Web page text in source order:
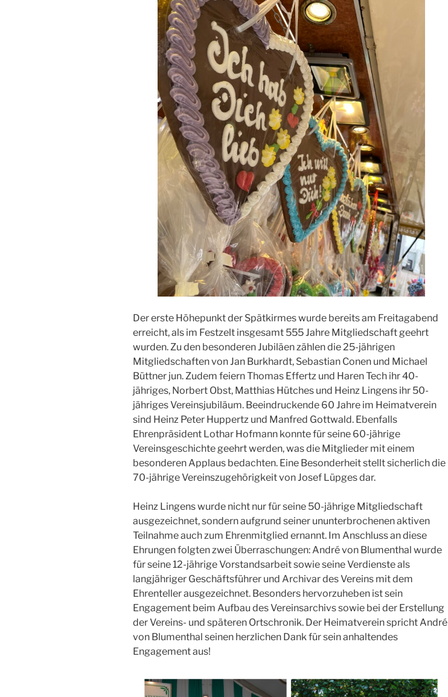
Der erste Höhepunkt der Spätkirmes wurde bereits am Freitagabend
erreicht, als im Festzelt insgesamt 555 Jahre Mitgliedschaft geehrt
wurden. Zu den besonderen Jubiläen zählen die 25-jährigen
Mitgliedschaften von Jan Burkhardt, Sebastian Conen und Michael
Büttner jun. Zudem feiern Thomas Effertz und Haren Tech ihr 40-
jähriges, Norbert Obst, Matthias Hütches und Heinz Lingens ihr 50-
jähriges Vereinsjubiläum. Beeindruckende 60 Jahre im Heimatverein
sind Heinz Peter Huppertz und Manfred Gottwald. Ebenfalls
Ehrenpräsident Lothar Hofmann konnte für seine 60-jährige
Vereinsgeschichte geehrt werden, was die Mitglieder mit einem
besonderen Applaus bedachten. Eine Besonderheit stellt sicherlich die
70-jährige Vereinszugehörigkeit von Josef Lüpges dar.
Heinz Lingens wurde nicht nur für seine 50-jährige Mitgliedschaft
ausgezeichnet, sondern aufgrund seiner ununterbrochenen aktiven
Teilnahme auch zum Ehrenmitglied ernannt. Im Anschluss an diese
Ehrungen folgten zwei Überraschungen: André von Blumenthal wurde
für seine 12-jährige Vorstandsarbeit sowie seine Verdienste als
langjähriger Geschäftsführer und Archivar des Vereins mit dem
Ehrenteller ausgezeichnet. Besonders hervorzuheben ist sein
Engagement beim Aufbau des Vereinsarchivs sowie bei der Erstellung
der Vereins- und späteren Ortschronik. Der Heimatverein spricht André
von Blumenthal seinen herzlichen Dank für sein anhaltendes
Engagement aus!